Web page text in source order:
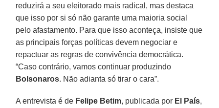
reduzirá a seu eleitorado mais radical, mas destaca
que isso por si só não garante uma maioria social
pelo afastamento. Para que isso aconteça, insiste que
as principais forças políticas devem negociar e
repactuar as regras de convivência democrática.
“Caso contrário, vamos continuar produzindo
Bolsonaros. Não adianta só tirar o cara”.
A entrevista é de Felipe Betim, publicada por El País,